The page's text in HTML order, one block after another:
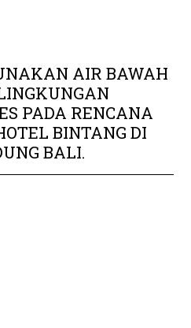
AIR BAWAH
PADA RENCANA
BINTANG DI
BALI.